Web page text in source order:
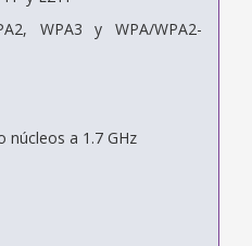
WPA3 y WPA/WPA2-
núcleos a 1.7 GHz